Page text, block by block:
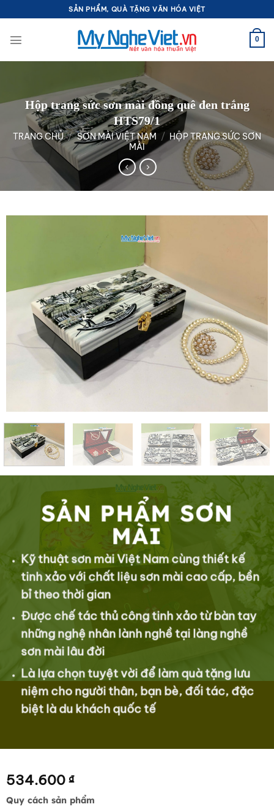
qua
nội
SẢN PHẨM, QUÀ TẶNG VĂN HÓA VIỆT
0
Hộp trang sức sơn mài đồng quê đen trắng
HTS79/1
TRANG CHỦ / SƠN MÀI VIỆT NAM / HỘP TRANG SỨC SƠN
MÀI
SẢN PHẨM SƠN
MÀI
Kỹ thuật sơn mài Việt Nam cùng thiết kế
tinh xảo với chất liệu sơn mài cao cấp, bền
bỉ theo thời gian
Được chế tác thủ công tinh xảo từ bàn tay
những nghệ nhân lành nghề tại làng nghề
sơn mài lâu đời
Là lựa chọn tuyệt vời để làm quà tặng lưu
niệm cho người thân, bạn bè, đối tác, đặc
biệt là du khách quốc tế
534.600 ₫
Quy cách sản phẩm